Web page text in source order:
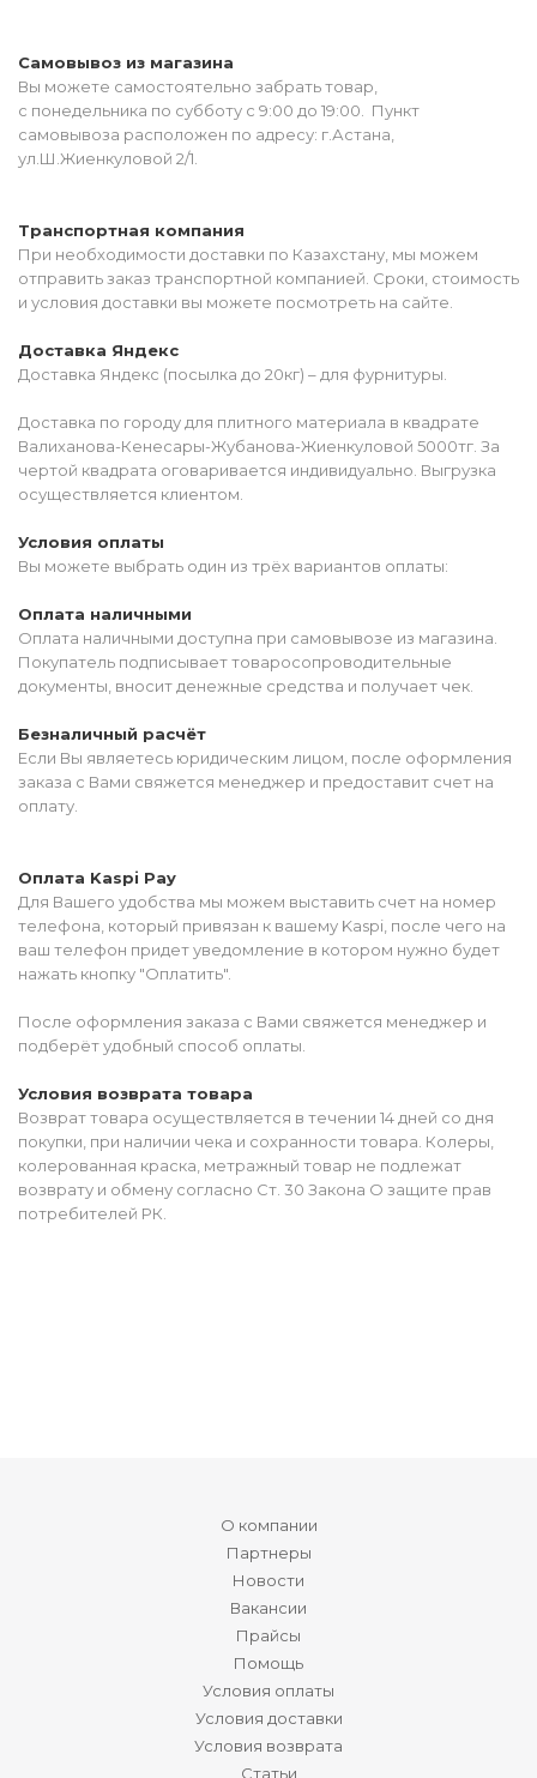
Самовывоз из магазина
Вы можете самостоятельно забрать товар,
с понедельника по субботу с 9:00 до 19:00. Пункт
самовывоза расположен по адресу: г.Астана,
ул.Ш.Жиенкуловой 2/1.
Транспортная компания
При необходимости доставки по Казахстану, мы можем
отправить заказ транспортной компанией. Сроки, стоимость
и условия доставки вы можете посмотреть на сайте.
Доставка Яндекс
Доставка Яндекс (посылка до 20кг) – для фурнитуры.
Доставка по городу для плитного материала в квадрате
Валиханова-Кенесары-Жубанова-Жиенкуловой 5000тг. За
чертой квадрата оговаривается индивидуально. Выгрузка
осуществляется клиентом.
Условия оплаты
Вы можете выбрать один из трёх вариантов оплаты:
Оплата наличными
Оплата наличными доступна при самовывозе из магазина.
Покупатель подписывает товаросопроводительные
документы, вносит денежные средства и получает чек.
Безналичный расчёт
Если Вы являетесь юридическим лицом, после оформления
заказа с Вами свяжется менеджер и предоставит счет на
оплату.
Оплата Kaspi Pay
Для Вашего удобства мы можем выставить счет на номер
телефона, который привязан к вашему Kaspi, после чего на
ваш телефон придет уведомление в котором нужно будет
нажать кнопку "Оплатить".
После оформления заказа с Вами свяжется менеджер и
подберёт удобный способ оплаты.
Условия возврата товара
Возврат товара осуществляется в течении 14 дней со дня
покупки, при наличии чека и сохранности товара. Колеры,
колерованная краска, метражный товар не подлежат
возврату и обмену согласно Ст. 30 Закона О защите прав
потребителей РК.
О компании
Партнеры
Новости
Вакансии
Прайсы
Помощь
Условия оплаты
Условия доставки
Условия возврата
Статьи